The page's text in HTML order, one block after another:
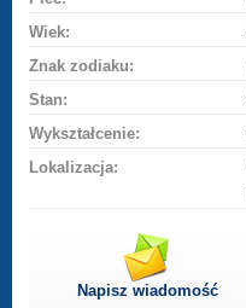
Wiek:
Znak zodiaku:
Stan:
Wykształcenie:
Lokalizacja:
Napisz wiadomość